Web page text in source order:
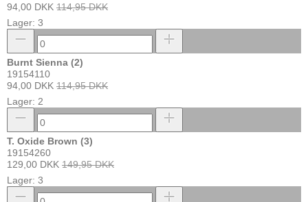
94,00 DKK 114,95 DKK
Lager: 3
Burnt Sienna (2)
19154110
94,00 DKK 114,95 DKK
Lager: 2
T. Oxide Brown (3)
19154260
129,00 DKK 149,95 DKK
Lager: 3